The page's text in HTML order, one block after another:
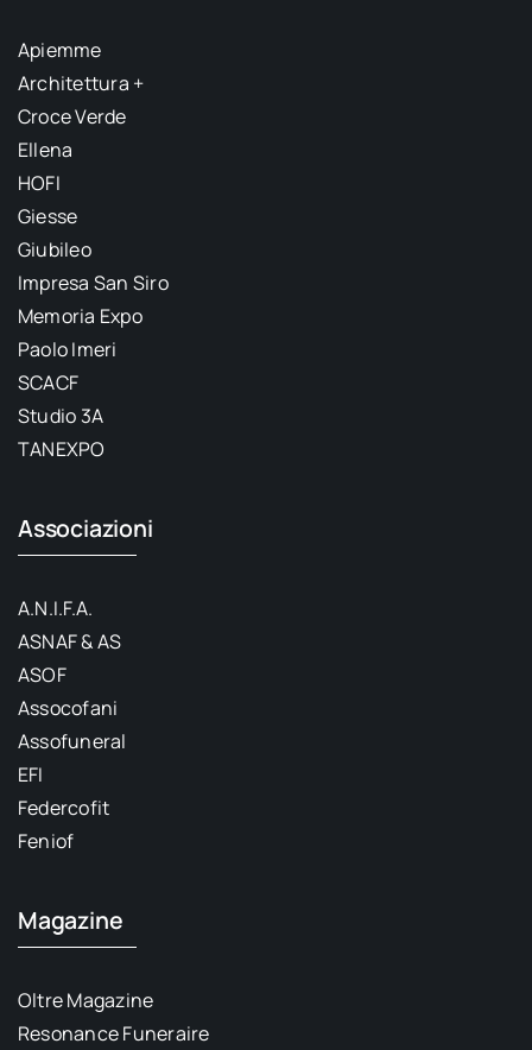
Apiemme
Architettura +
Croce Verde
Ellena
HOFI
Giesse
Giubileo
Impresa San Siro
Memoria Expo
Paolo Imeri
SCACF
Studio 3A
TANEXPO
Associazioni
A.N.I.F.A.
ASNAF & AS
ASOF
Assocofani
Assofuneral
EFI
Federcofit
Feniof
Magazine
Oltre Magazine
Resonance Funeraire